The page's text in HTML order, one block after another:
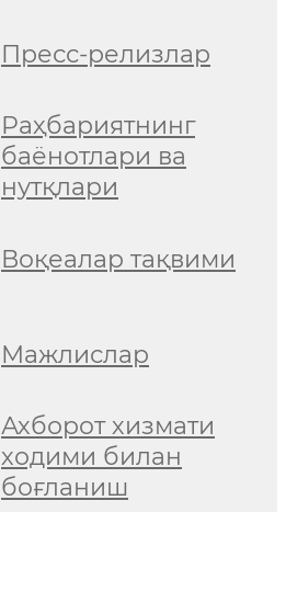
Пресс-релизлар
Раҳбариятнинг
баёнотлари ва
нутқлари
Воқеалар тақвими
Мажлислар
Ахборот хизмати
ходими билан
боғланиш